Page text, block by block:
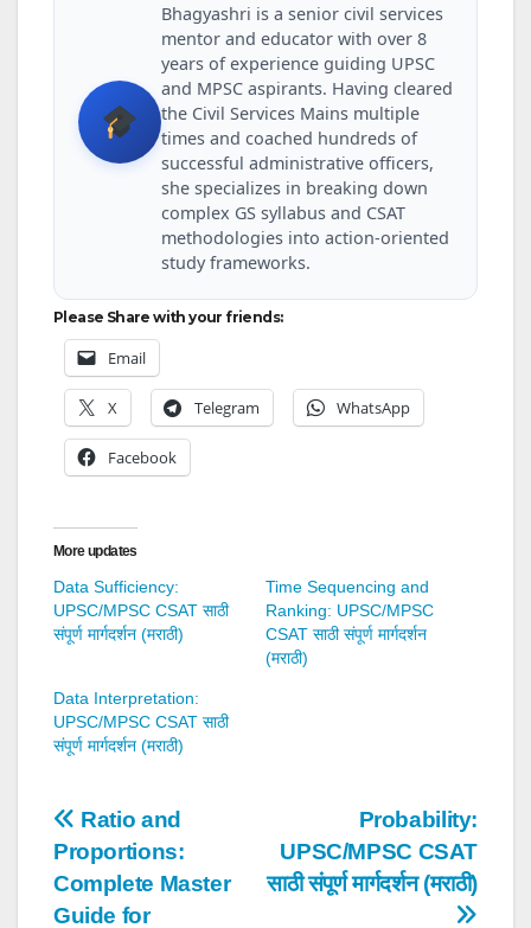
Bhagyashri is a senior civil services
mentor and educator with over 8
years of experience guiding UPSC
and MPSC aspirants. Having cleared
the Civil Services Mains multiple
times and coached hundreds of
successful administrative officers,
she specializes in breaking down
complex GS syllabus and CSAT
methodologies into action-oriented
study frameworks.
Please Share with your friends:
Email
X Telegram WhatsApp
Facebook
More updates
Data Sufficiency:
UPSC/MPSC CSAT साठी
संपूर्ण मार्गदर्शन (मराठी)
Time Sequencing and
Ranking: UPSC/MPSC
CSAT साठी संपूर्ण मार्गदर्शन
(मराठी)
Data Interpretation:
UPSC/MPSC CSAT साठी
संपूर्ण मार्गदर्शन (मराठी)
Post
navigation
Probability:
UPSC/MPSC CSAT
साठी संपूर्ण मार्गदर्शन (मराठी)
Ratio and
Proportions:
Complete Master
Guide for